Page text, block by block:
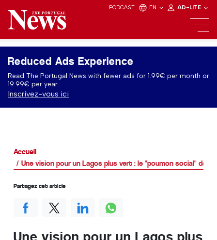
PODCAST EN AD-LITE
Reduced Ads Experience
Read The Portugal News with fewer ads for 1.99€ per month or
19.99€ per year.
Inscrivez-vous ici
Accueil
Une vision pour un Lagos plus vert : le "poumon social" de la
Une vision pour un Lagos plus
Partagez cet article